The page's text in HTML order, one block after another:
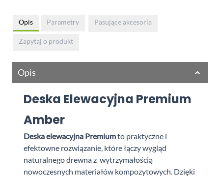
Opis Parametry Pasujące akcesoria
Zapytaj o produkt
Opis
Deska Elewacyjna Premium
Amber
Deska elewacyjna Premiumto praktyczne i
efektowne rozwiązanie, które łączy wygląd
naturalnego drewna z wytrzymałością
nowoczesnych materiałów kompozytowych. Dzięki